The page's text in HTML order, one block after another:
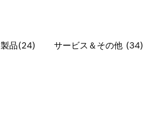
製品(24)
サービス＆その他 (34)